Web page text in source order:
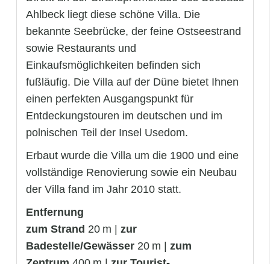
Ahlbeck liegt diese schöne Villa. Die
bekannte Seebrücke, der feine Ostseestrand
sowie Restaurants und
Einkaufsmöglichkeiten befinden sich
fußläufig. Die Villa auf der Düne bietet Ihnen
einen perfekten Ausgangspunkt für
Entdeckungstouren im deutschen und im
polnischen Teil der Insel Usedom.
Erbaut wurde die Villa um die 1900 und eine
vollständige Renovierung sowie ein Neubau
der Villa fand im Jahr 2010 statt.
Entfernung
zum Strand 20 m | zur
Badestelle/Gewässer 20 m | zum